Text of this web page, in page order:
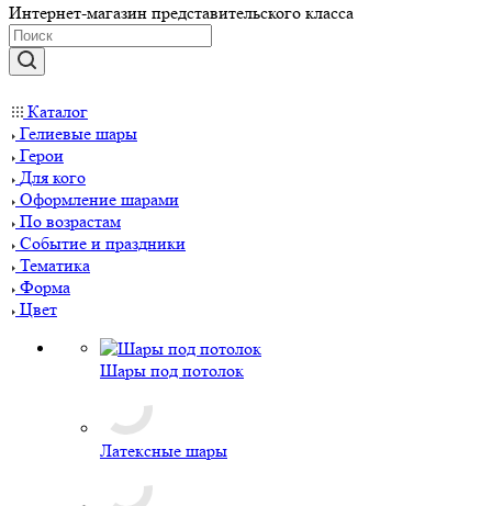
Интернет-магазин представительского класса
Каталог
Гелиевые шары
Герои
Для кого
Оформление шарами
По возрастам
Событие и праздники
Тематика
Форма
Цвет
Шары под потолок
Латексные шары